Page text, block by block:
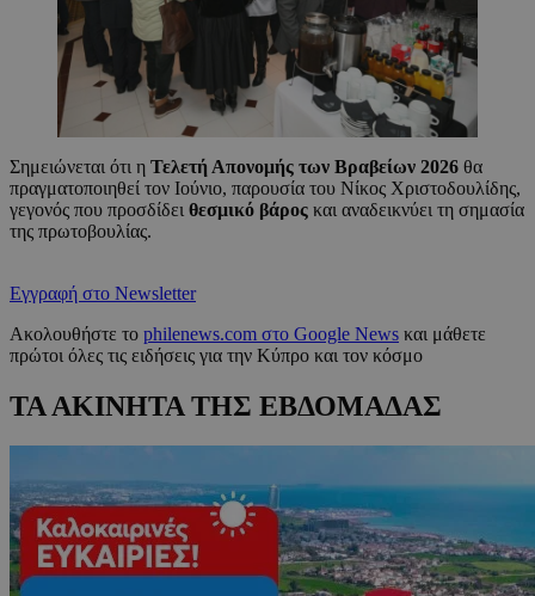
Σημειώνεται ότι η Τελετή Απονομής των Βραβείων 2026 θα
πραγματοποιηθεί τον Ιούνιο, παρουσία του Νίκος Χριστοδουλίδης,
γεγονός που προσδίδει θεσμικό βάρος και αναδεικνύει τη σημασία
της πρωτοβουλίας.
Εγγραφή στο Newsletter
Ακολουθήστε το philenews.com στο Google News και μάθετε
πρώτοι όλες τις ειδήσεις για την Κύπρο και τον κόσμο
ΤΑ ΑΚΙΝΗΤΑ ΤΗΣ ΕΒΔΟΜΑΔΑΣ